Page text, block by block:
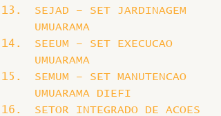
SEJAD – SET JARDINAGEM
UMUARAMA
SEEUM – SET EXECUCAO
UMUARAMA
SEMUM – SET MANUTENCAO
UMUARAMA DIEFI
SETOR INTEGRADO DE ACOES